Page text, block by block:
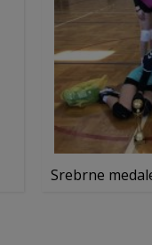
Srebrne